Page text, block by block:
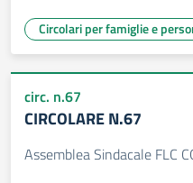
Circolari per famiglie e
circ. n.67
CIRCOLARE N.67
Assemblea Sindacale FLC